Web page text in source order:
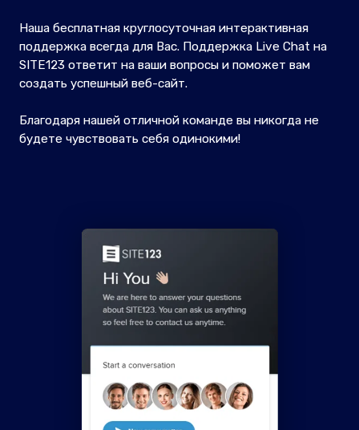
Наша бесплатная круглосуточная интерактивная
поддержка всегда для Вас. Поддержка Live Chat на
SITE123 ответит на ваши вопросы и поможет вам
создать успешный веб-сайт.
Благодаря нашей отличной команде вы никогда не
будете чувствовать себя одинокими!